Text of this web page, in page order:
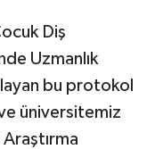
Diş
Uzmanlık
bu protokol
üniversitemiz
Araştırma